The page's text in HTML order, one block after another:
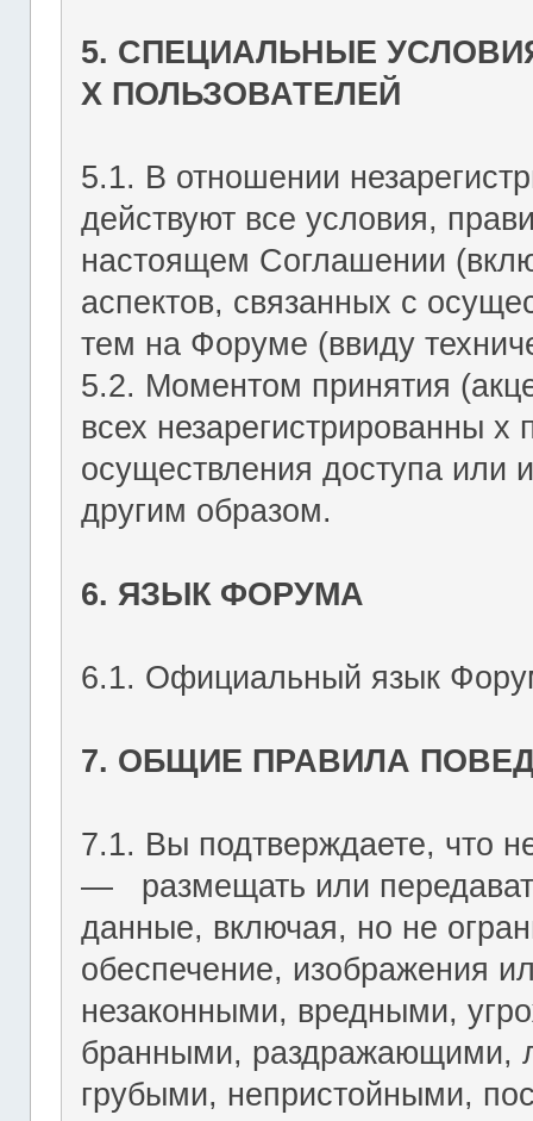
5. СПЕЦИАЛЬНЫЕ
Х ПОЛЬЗОВАТЕЛЕЙ
5.1. В отношении
действуют все условия,
настоящем Соглашении
аспектов, связанных с
тем на Форуме (ввиду
5.2. Моментом принятия
всех незарегистрированны х
осуществления доступа
другим образом.
6. ЯЗЫК ФОРУМА
6.1. Официальный язык
7. ОБЩИЕ ПРАВИЛА
7.1. Вы подтверждаете, что
― размещать или
данные, включая, но не
обеспечение, изображения
незаконными, вредными,
бранными, раздражающими,
грубыми, непристойными,